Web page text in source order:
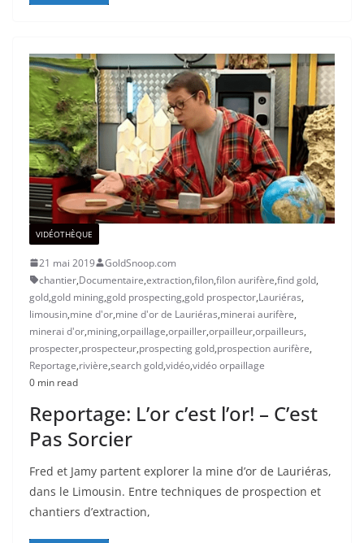
VIDÉOTHÈQUE
21 mai 2019
GoldSnoop.com
chantier,Documentaire,extraction,filon,filon aurifère,find gold,
gold,gold mining,gold prospecting,gold prospector,Lauriéras,
limousin,mine d'or,mine d'or de Lauriéras,minerai aurifère,
minerai d'or,mining,orpaillage,orpailler,orpailleur,orpailleurs,
prospecter,prospecteur,prospecting gold,prospection aurifère,
Reportage,rivière,search gold,vidéo,vidéo orpaillage
0 min read
Reportage: L’or c’est l’or! – C’est
Pas Sorcier
Fred et Jamy partent explorer la mine d’or de Lauriéras,
dans le Limousin. Entre techniques de prospection et
chantiers d’extraction,